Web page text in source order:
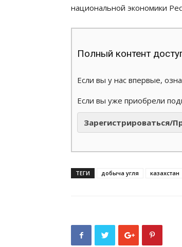
национальной экономики
Полный контент
Если вы у нас впервые,
Если вы уже приобрели
Зарегистрироваться/
ТЕГИ добыча угля казахстан